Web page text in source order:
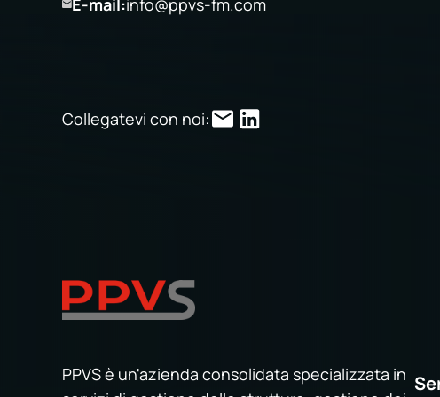
E-mail:info@ppvs-fm.com
Collegatevi con noi:
PPVS è un'azienda consolidata specializzata in